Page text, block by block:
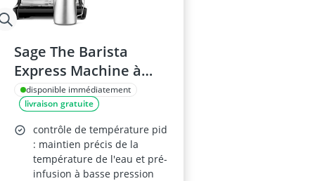
Sage The Barista
Express Machine à
Café avec Mousseur à
Lait - Sésame Noir
disponible immédiatement
livraison gratuite
contrôle de température pid
: maintien précis de la
température de l'eau et pré-
infusion à basse pression